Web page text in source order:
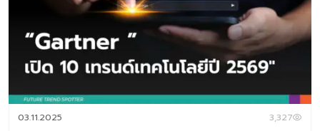
03.11.2025 3,327